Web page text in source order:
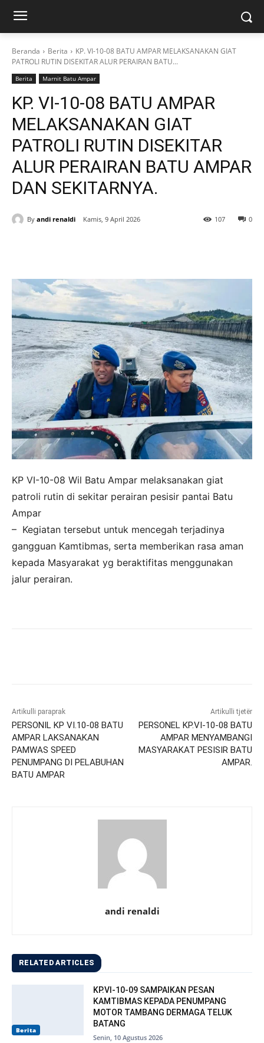
Beranda Berita
KP. VI-10-08 BATU AMPAR MELAKSANAKAN GIAT
PATROLI RUTIN DISEKITAR ALUR PERAIRAN BATU...
Berita Marnit Batu Ampar
KP. VI-10-08 BATU AMPAR
MELAKSANAKAN GIAT
PATROLI RUTIN DISEKITAR
ALUR PERAIRAN BATU AMPAR
DAN SEKITARNYA.
By andi renaldi Kamis, 9 April 2026 0
107
KP VI-10-08 Wil Batu Ampar melaksanakan giat
patroli rutin di sekitar perairan pesisir pantai Batu
Ampar
– Kegiatan tersebut untuk mencegah terjadinya
gangguan Kamtibmas, serta memberikan rasa aman
kepada Masyarakat yg beraktifitas menggunakan
jalur perairan.
Artikulli paraprak
PERSONIL KP VI.10-08 BATU
AMPAR LAKSANAKAN
PAMWAS SPEED
PENUMPANG DI PELABUHAN
BATU AMPAR
Artikulli tjetër
PERSONEL KP.VI-10-08 BATU
AMPAR MENYAMBANGI
MASYARAKAT PESISIR BATU
AMPAR.
andi renaldi
RELATED ARTICLES
Berita
KP.VI-10-09 SAMPAIKAN PESAN
KAMTIBMAS KEPADA PENUMPANG
MOTOR TAMBANG DERMAGA TELUK
BATANG
Senin, 10 Agustus 2026